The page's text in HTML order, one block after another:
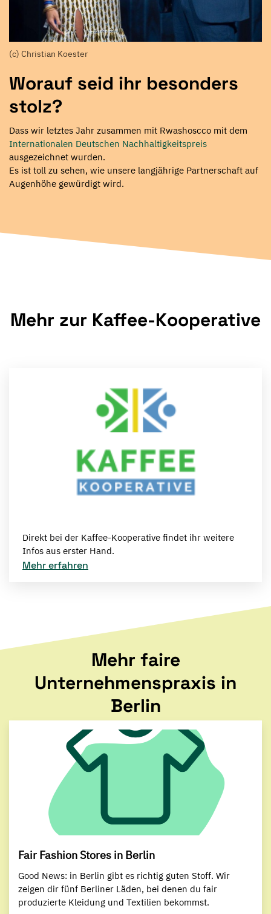
Worauf seid ihr besonders
stolz?
Dass wir letztes Jahr zusammen mit Rwashoscco mit dem
Internationalen Deutschen Nachhaltigkeitspreis
ausgezeichnet wurden.
Es ist toll zu sehen, wie unsere langjährige Partnerschaft auf
Augenhöhe gewürdigt wird.
(c) Christian Koester
Mehr zur Kaffee-Kooperative
Direkt bei der Kaffee-Kooperative findet ihr weitere
Infos aus erster Hand.
Mehr erfahren
Mehr faire
Unternehmenspraxis in
Berlin
Fair Fashion Stores in Berlin
Good News: in Berlin gibt es richtig guten Stoff. Wir
zeigen dir fünf Berliner Läden, bei denen du fair
produzierte Kleidung und Textilien bekommst.